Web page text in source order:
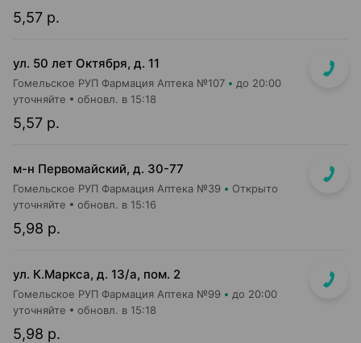
5,57 р.
ул. 50 лет Октября, д. 11
Гомельское РУП Фармация Аптека №107 до 20:00
5,57 р.
уточняйте обновл. в 15:18
м-н Первомайский, д. 30-77
Гомельское РУП Фармация Аптека №39 Открыто
5,98 р.
уточняйте обновл. в 15:16
ул. К.Маркса, д. 13/а, пом. 2
Гомельское РУП Фармация Аптека №99 до 20:00
5,98 р.
уточняйте обновл. в 15:18